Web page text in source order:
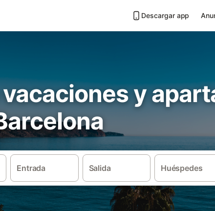
Descargar app
y
Entrada Salida Huéspedes